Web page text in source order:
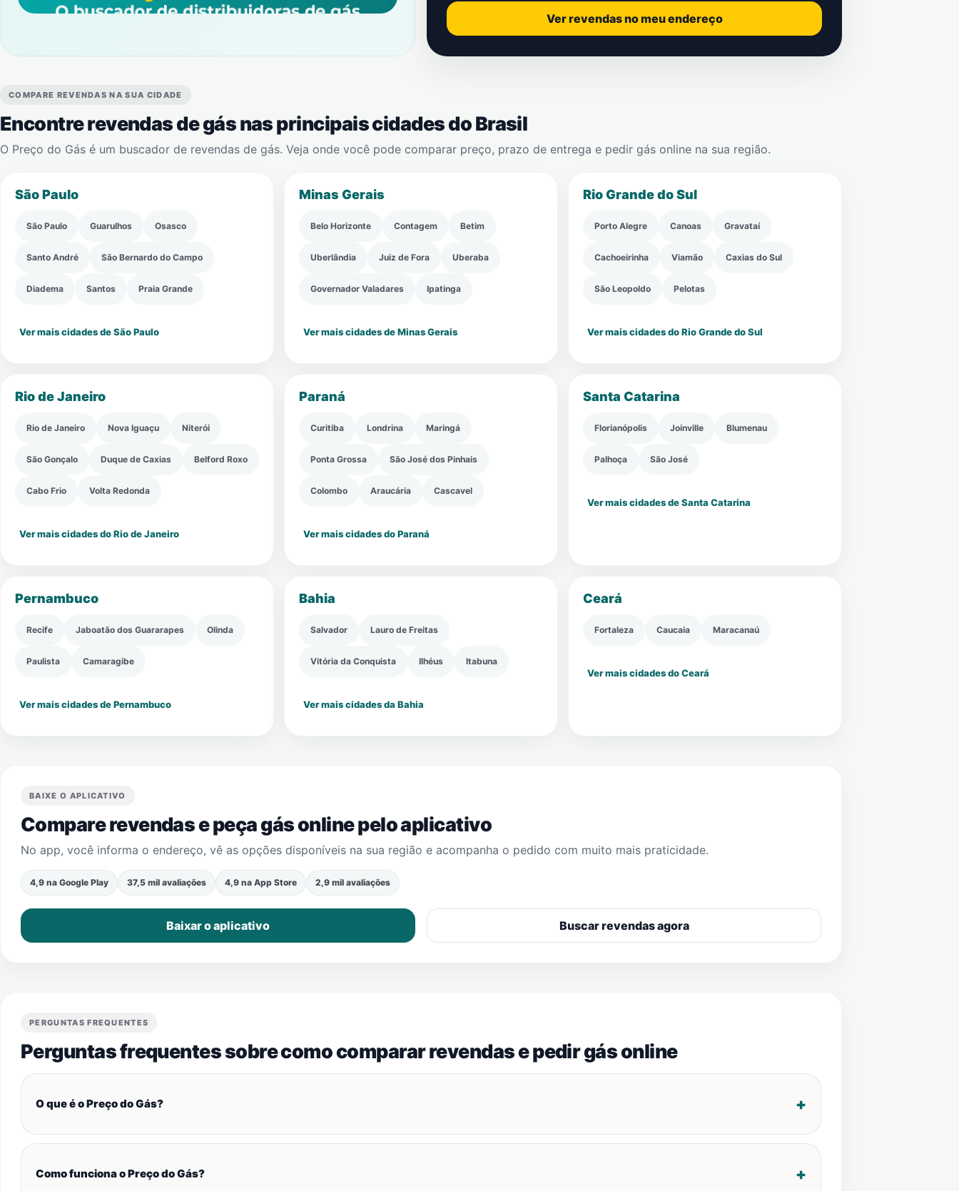
Ver revendas no meu endereço
COMPARE REVENDAS NA SUA CIDADE
Encontre revendas de gás nas principais cidades do Brasil
O Preço do Gás é um buscador de revendas de gás. Veja onde você pode comparar preço, prazo de entrega e pedir gás online na sua região.
São Paulo
São Paulo Guarulhos Osasco
Santo André São Bernardo do Campo
Diadema Santos Praia Grande
Ver mais cidades de São Paulo
Minas Gerais
Belo Horizonte Contagem Betim
Uberlândia Juiz de Fora Uberaba
Governador Valadares Ipatinga
Ver mais cidades de Minas Gerais
Rio Grande do Sul
Porto Alegre Canoas Gravataí
Cachoeirinha Viamão Caxias do Sul
São Leopoldo Pelotas
Ver mais cidades do Rio Grande do Sul
Rio de Janeiro
Rio de Janeiro Nova Iguaçu Niterói
São Gonçalo Duque de Caxias Belford Roxo
Cabo Frio Volta Redonda
Ver mais cidades do Rio de Janeiro
Paraná
Curitiba Londrina Maringá
Ponta Grossa São José dos Pinhais
Colombo Araucária Cascavel
Ver mais cidades do Paraná
Santa Catarina
Florianópolis Joinville Blumenau
Palhoça São José
Ver mais cidades de Santa Catarina
Pernambuco
Recife Jaboatão dos Guararapes Olinda
Paulista Camaragibe
Ver mais cidades de Pernambuco
Bahia
Salvador Lauro de Freitas
Vitória da Conquista Ilhéus Itabuna
Ver mais cidades da Bahia
Ceará
Fortaleza Caucaia Maracanaú
Ver mais cidades do Ceará
BAIXE O APLICATIVO
Compare revendas e peça gás online pelo aplicativo
No app, você informa o endereço, vê as opções disponíveis na sua região e acompanha o pedido com muito mais praticidade.
4,9 na Google Play 37,5 mil avaliações 4,9 na App Store 2,9 mil avaliações
Baixar o aplicativo Buscar revendas agora
PERGUNTAS FREQUENTES
Perguntas frequentes sobre como comparar revendas e pedir gás online
O que é o Preço do Gás?
Como funciona o Preço do Gás?